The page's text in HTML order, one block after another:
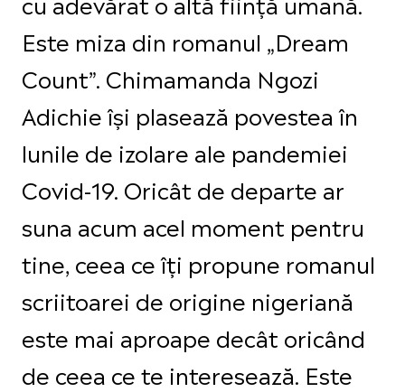
Este miza din romanul „Dream
Count”. Chimamanda Ngozi
Adichie își plasează povestea în
lunile de izolare ale pandemiei
Covid-19. Oricât de departe ar
suna acum acel moment pentru
tine, ceea ce îți propune romanul
scriitoarei de origine nigeriană
este mai aproape decât oricând
de ceea ce te interesează. Este